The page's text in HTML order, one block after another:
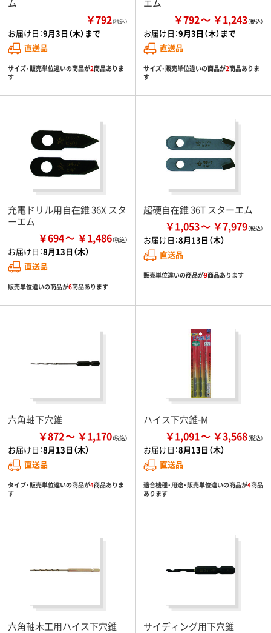
ム
￥792（税込）
お届け日：9月3日（木）まで
直送品
サイズ・販売単位違いの商品が2商品ありま
す
エム
￥792 ￥1,243
お届け日：9月3日（木）まで
直送品
サイズ・販売単位違いの商品が2商品ありま
す
充電ドリル用自在錐 36X スタ
ーエム
￥694 ￥1,486
お届け日：8月13日（木）
直送品
販売単位違いの商品が6商品あります
超硬自在錐 36T スターエム
￥1,053 ￥7,979
お届け日：8月13日（木）
直送品
販売単位違いの商品が9商品あります
六角軸下穴錐
￥872 ￥1,170
お届け日：8月13日（木）
直送品
タイプ・販売単位違いの商品が4商品ありま
す
ハイス下穴錐-M
￥1,091 ￥3,568
お届け日：8月13日（木）
直送品
適合機種・用途・販売単位違いの商品が4商品
あります
六角軸木工用ハイス下穴錐 サイディング用下穴錐